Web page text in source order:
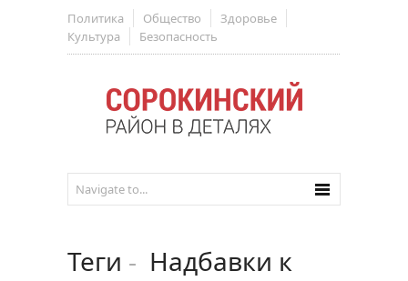
Политика Общество
Здоровье
Культура
Безопасность
Теги - Надбавки к